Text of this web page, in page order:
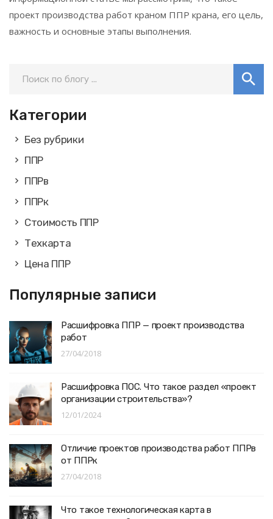
проект производства работ краном ППР крана, его цель,
важность и основные этапы выполнения.
Категории
Без рубрики
ППР
ППРв
ППРк
Стоимость ППР
Техкарта
Цена ППР
Популярные записи
Расшифровка ППР — проект производства
работ
27/04/2018
Расшифровка ПОС. Что такое раздел «проект
организации строительства»?
12/01/2024
Отличие проектов производства работ ППРв
от ППРк
27/04/2018
Что такое технологическая карта в